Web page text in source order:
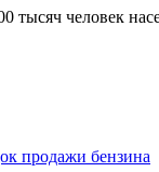
тысяч
продажи бензина